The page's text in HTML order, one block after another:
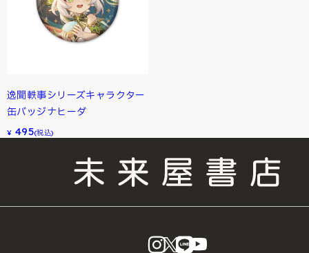
逸聞軼事シリーズキャラクター
缶バッジナヒーダ
¥ 495(税込)
instagram
X LINE